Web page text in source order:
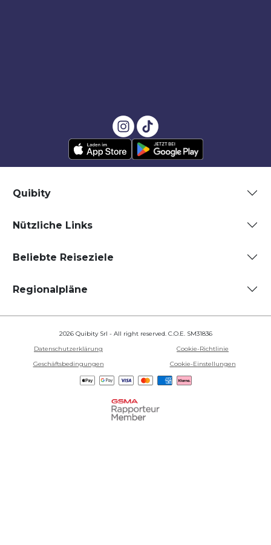
Quibity
Nützliche Links
Beliebte Reiseziele
Regionalpläne
2026 Quibity Srl - All right reserved. C.O.E. SM31836
Datenschutzerklärung
Cookie-Richtlinie
Geschäftsbedingungen
Cookie-Einstellungen